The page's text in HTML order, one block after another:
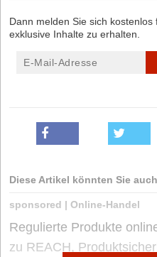
Dann melden Sie sich kostenlos
exklusive Inhalte zu erhalten.
Diese Artikel könnten Sie
sponsored | Online-Handel
Regulierte Produkte
zu REACH,